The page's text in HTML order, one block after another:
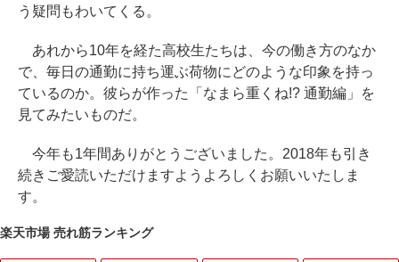
う疑問もわいてくる。
あれから10年を経た高校生たちは、今の働き方のなか
で、毎日の通勤に持ち運ぶ荷物にどのような印象を持っ
ているのか。彼らが作った「なまら重くね!? 通勤編」を
見てみたいものだ。
今年も1年間ありがとうございました。2018年も引き
続きご愛読いただけますようよろしくお願いいたしま
す。
楽天市場 売れ筋ランキング